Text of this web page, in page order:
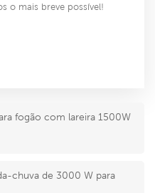
o mais breve possível!
fogão com lareira 1500W
chuva de 3000 W para